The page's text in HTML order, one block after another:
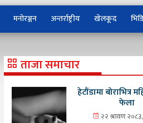
मनोरञ्जन अन्तर्राष्ट्रीय खेलकूद
ताजा समाचार
हेटौंडामा बोराभित्र
फेला
२२ श्रावण